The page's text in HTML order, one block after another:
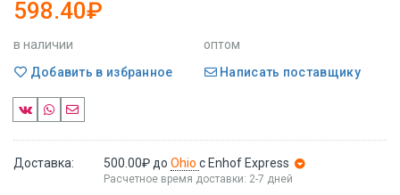
598.40₽
в наличии
оптом
Добавить в избранное
Написать поставщику
Доставка: 500.00₽ до Ohio с Enhof Express
Расчетное время доставки: 2-7 дней